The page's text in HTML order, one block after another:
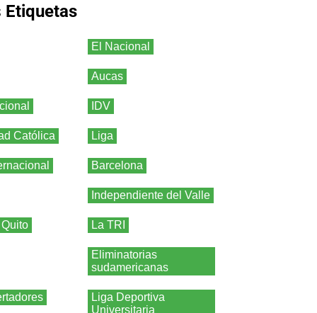
Etiquetas
El Nacional
Aucas
IDV
Católica Liga
Barcelona
Independiente del Valle
La TRI
Eliminatorias
sudamericanas
Liga Deportiva
Universitaria